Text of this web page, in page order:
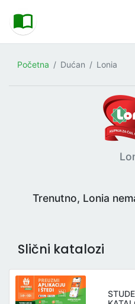
Početna Dućan Lonia
Trenutno, Lonia
Slični katalozi